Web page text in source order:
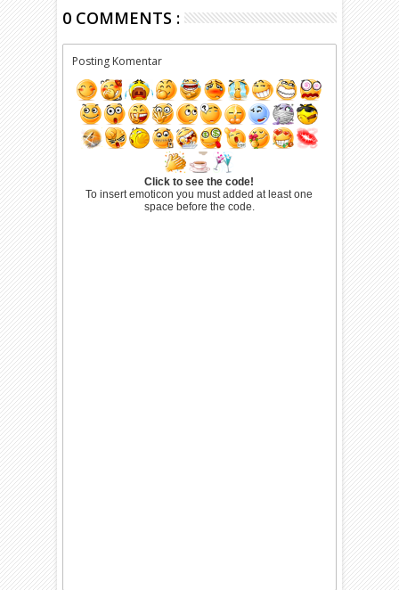
0 COMMENTS :
Posting Komentar
Click to see the code!
To insert emoticon you must added at least one
space before the code.